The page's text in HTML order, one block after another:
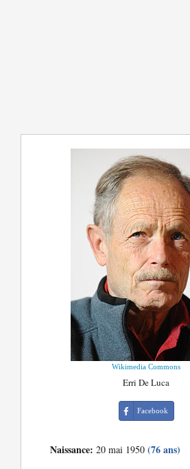
Wikimedia Commons
Erri De Luca
Facebook
Naissance: 20 mai 1950(76 ans)